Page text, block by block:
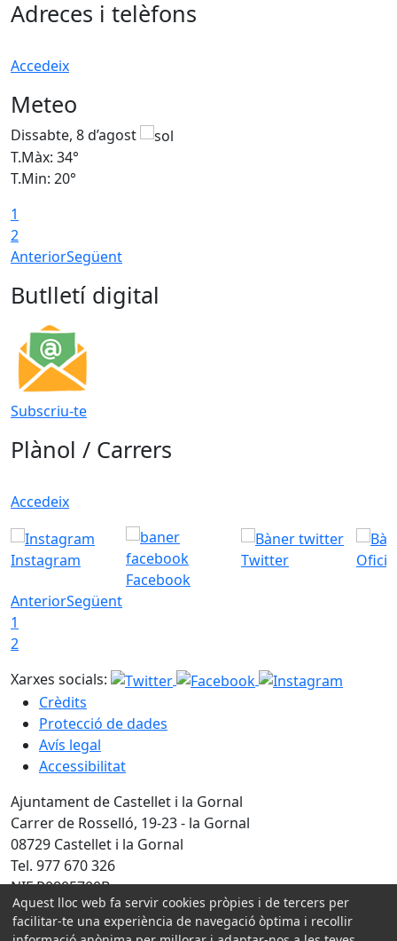
Adreces i telèfons
Accedeix
Meteo
Dissabte, 8 d’agost
T.Màx: 34°
T.Min: 20°
1
2
AnteriorSegüent
Butlletí digital
Subscriu-te
Plànol / Carrers
Accedeix
Instagram
Facebook
Twitter
AnteriorSegüent
1
2
Xarxes socials:
Crèdits
Protecció de dades
Avís legal
Accessibilitat
Ajuntament de Castellet i la Gornal
Carrer de Rosselló, 19-23 - la Gornal
08729 Castellet i la Gornal
Tel. 977 670 326
NIF P0805700B
Amb la col·laboració de:
Aquest lloc web fa servir cookies pròpies i de tercers per
facilitar-te una experiència de navegació òptima i recollir